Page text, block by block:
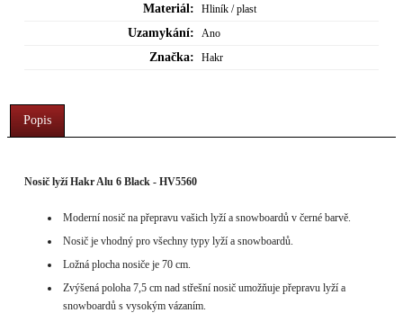
Materiál: Hliník / plast
Uzamykání: Ano
Značka: Hakr
Popis
Nosič lyží Hakr Alu 6 Black - HV5560
Moderní nosič na přepravu vašich lyží a snowboardů v černé barvě.
Nosič je vhodný pro všechny typy lyží a snowboardů.
Ložná plocha nosiče je 70 cm.
Zvýšená poloha 7,5 cm nad střešní nosič umožňuje přepravu lyží a
snowboardů s vysokým vázaním.